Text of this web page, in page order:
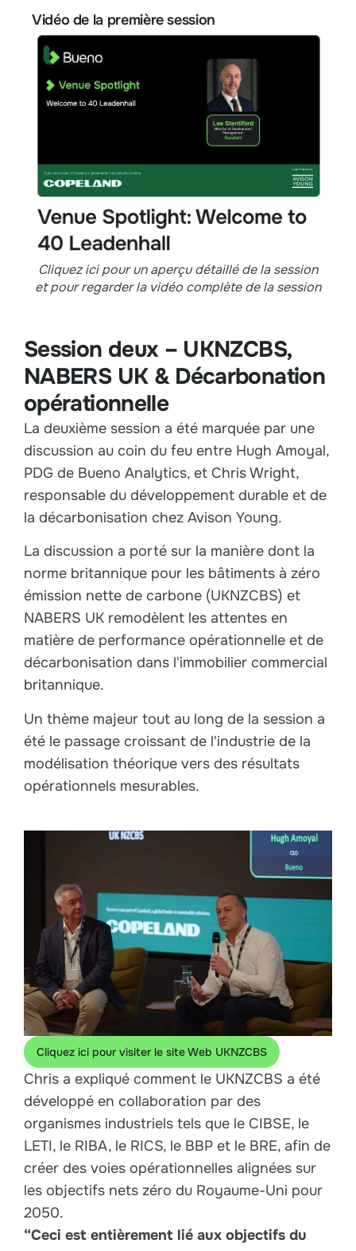
Vidéo de la première session
Cliquez ici pour un aperçu détaillé de la session
et pour regarder la vidéo complète de la session
Session deux – UKNZCBS,
NABERS UK & Décarbonation
opérationnelle
La deuxième session a été marquée par une
discussion au coin du feu entre Hugh Amoyal,
PDG de Bueno Analytics, et Chris Wright,
responsable du développement durable et de
la décarbonisation chez Avison Young.
La discussion a porté sur la manière dont la
norme britannique pour les bâtiments à zéro
émission nette de carbone (UKNZCBS) et
NABERS UK remodèlent les attentes en
matière de performance opérationnelle et de
décarbonisation dans l'immobilier commercial
britannique.
Un thème majeur tout au long de la session a
été le passage croissant de l'industrie de la
modélisation théorique vers des résultats
opérationnels mesurables.
Cliquez ici pour visiter le site Web UKNZCBS
Chris a expliqué comment le UKNZCBS a été
développé en collaboration par des
organismes industriels tels que le CIBSE, le
LETI, le RIBA, le RICS, le BBP et le BRE, afin de
créer des voies opérationnelles alignées sur
les objectifs nets zéro du Royaume-Uni pour
2050.
“Ceci est entièrement lié aux objectifs du